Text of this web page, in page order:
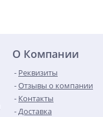
О Компании
Реквизиты
Отзывы о компании
Контакты
Доставка